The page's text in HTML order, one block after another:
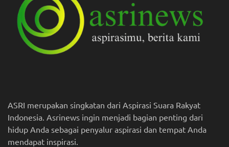
ASRI merupakan singkatan dari Aspirasi Suara Rakyat
Indonesia. Asrinews ingin menjadi bagian penting dari
hidup Anda sebagai penyalur aspirasi dan tempat Anda
mendapat inspirasi.